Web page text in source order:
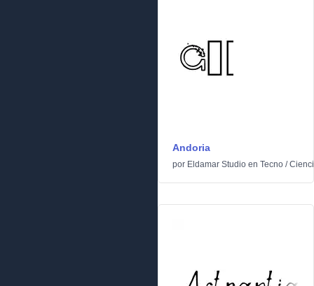
Andoria
por Eldamar Studio en Tecno /